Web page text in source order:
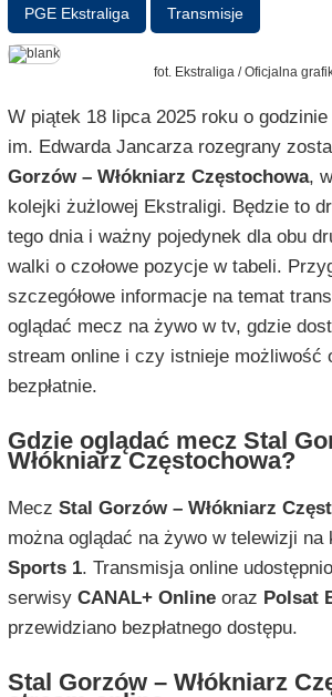
PGE Ekstraliga Transmisje
fot. Ekstraliga / Oficjalna
W piątek 18 lipca 2025 roku o
im. Edwarda Jancarza rozegrany
Gorzów – Włókniarz Częstochowa,
kolejki żużlowej Ekstraligi. Będzie to
tego dnia i ważny pojedynek dla obu
walki o czołowe pozycje w tabeli.
szczegółowe informacje na temat
oglądać mecz na żywo w tv, gdzie
stream online i czy istnieje możliwość
bezpłatnie.
Gdzie oglądać mecz Stal
Włókniarz Częstochowa?
Mecz Stal Gorzów – Włókniarz
można oglądać na żywo w telewizji na
Sports 1. Transmisja online
serwisy CANAL+ Onlineoraz Polsat
przewidziano bezpłatnego dostępu.
Stal Gorzów – Włókniarz